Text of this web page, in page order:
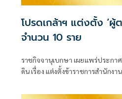
โปรดเกล้าฯ แต่งตั้ง ‘ผู้
จำนวน 10 ราย
ราชกิจจานุเบกษา เผยแพร่ประกา
ดิน เรื่อง แต่งตั้งข้าราชการสำนักง